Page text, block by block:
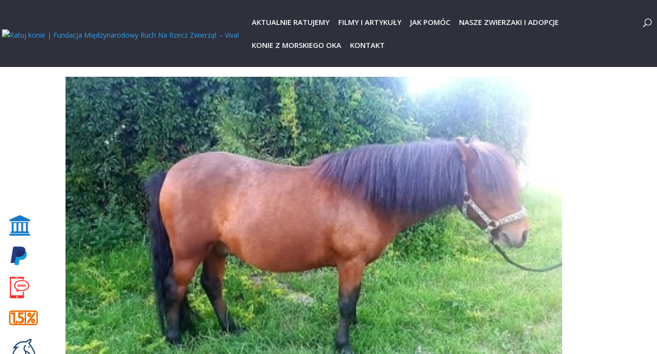
AKTUALNIE RATUJEMY FILMY I ARTYKUŁY JAK POMÓC NASZE ZWIERZAKI I ADOPCJE
KONIE Z MORSKIEGO OKA KONTAKT